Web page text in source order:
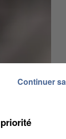
Continuer